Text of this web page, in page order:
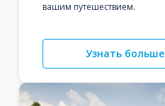
вашим путешествием.
Узнать больше